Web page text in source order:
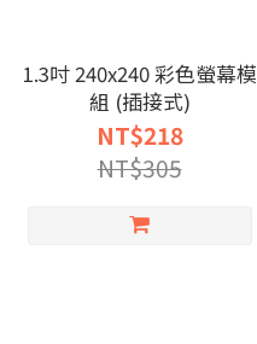
1.3吋 240x240 彩色螢幕模
組 (插接式)
NT$218
NT$305